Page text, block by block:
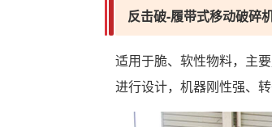
反击破-履带式移动破碎机
适用于脆、软性物料，主
进行设计，机器刚性强、